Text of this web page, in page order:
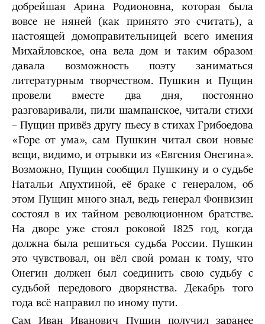
добрейшая Арина Родионовна, которая была
вовсе не няней (как принято это считать), а
настоящей домоправительницей всего имения
Михайловское, она вела дом и таким образом
давала возможность поэту заниматься
литературным творчеством. Пушкин и Пущин
провели вместе два дня, постоянно
разговаривали, пили шампанское, читали стихи
– Пущин привёз другу пьесу в стихах Грибоедова
«Горе от ума», сам Пушкин читал свои новые
вещи, видимо, и отрывки из «Евгения Онегина».
Возможно, Пущин сообщил Пушкину и о судьбе
Натальи Апухтиной, её браке с генералом, об
этом Пущин много знал, ведь генерал Фонвизин
состоял в их тайном революционном братстве.
На дворе уже стоял роковой 1825 год, когда
должна была решиться судьба России. Пушкин
это чувствовал, он вёл свой роман к тому, что
Онегин должен был соединить свою судьбу с
судьбой передового дворянства. Декабрь того
года всё направил по иному пути.
Сам Иван Иванович Пущин получил заранее